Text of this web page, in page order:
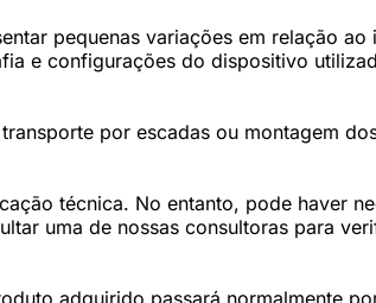
pequenas variações em relação
e configurações do dispositivo
por escadas ou montagem
técnica. No entanto, pode haver
uma de nossas consultoras para
adquirido passará normalmente